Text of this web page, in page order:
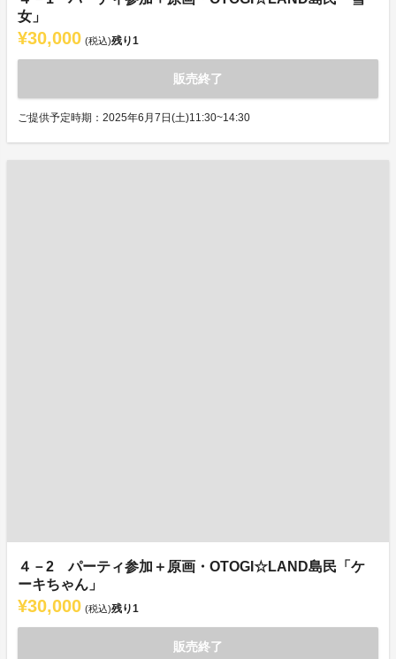
女」
¥30,000 (税込)残り1
販売終了
ご提供予定時期：2025年6月7日(土)11:30~14:30
４－2 パーティ参加＋原画・OTOGI☆LAND島民「ケ
ーキちゃん」
¥30,000 (税込)残り1
販売終了